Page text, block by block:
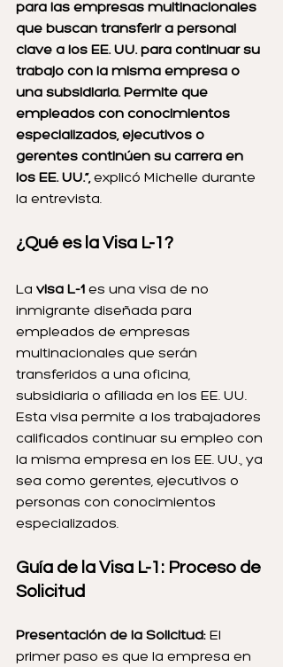
para las empresas multinacionales
que buscan transferir a personal
clave a los EE. UU. para continuar su
trabajo con la misma empresa o
una subsidiaria. Permite que
empleados con conocimientos
especializados, ejecutivos o
gerentes continúen su carrera en
los EE. UU.”, explicó Michelle durante
la entrevista.
¿Qué es la Visa L-1?
La visa L-1 es una visa de no
inmigrante diseñada para
empleados de empresas
multinacionales que serán
transferidos a una oficina,
subsidiaria o afiliada en los EE. UU.
Esta visa permite a los trabajadores
calificados continuar su empleo con
la misma empresa en los EE. UU., ya
sea como gerentes, ejecutivos o
personas con conocimientos
especializados.
Guía de la Visa L-1: Proceso de
Solicitud
Presentación de la Solicitud: El
primer paso es que la empresa en